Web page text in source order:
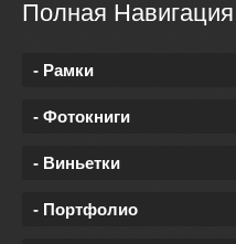
Полная Навигация
- Рамки
- Фотокниги
- Виньетки
- Портфолио